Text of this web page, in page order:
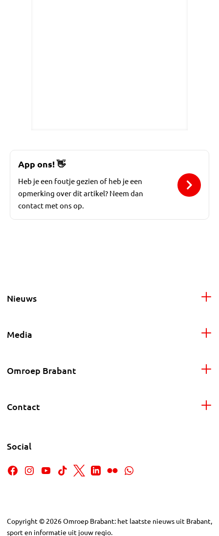
App ons!👋
Heb je een foutje gezien of heb je een
opmerking over dit artikel? Neem dan
contact met ons op.
Nieuws
Media
Omroep Brabant
Contact
Social
Copyright © 2026Omroep Brabant: het laatste nieuws uit Brabant,
sport en informatie uit jouw regio.